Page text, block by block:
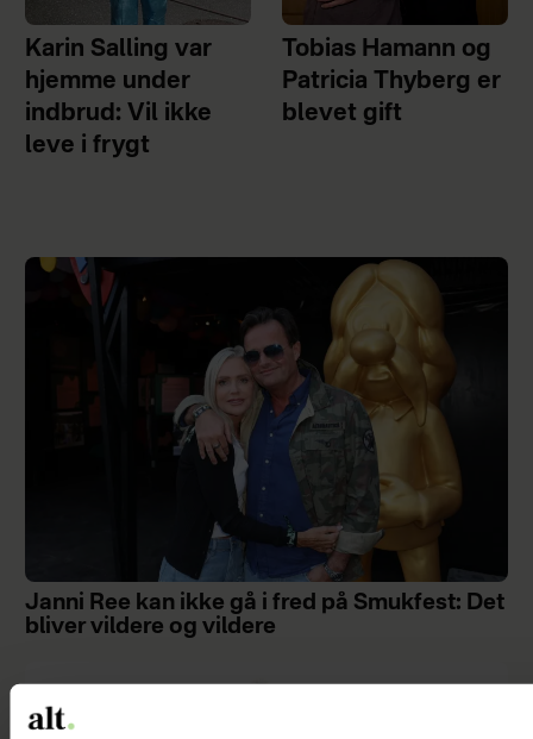
Karin Salling var
hjemme under
indbrud: Vil ikke
leve i frygt
Tobias Hamann og
Patricia Thyberg er
blevet gift
Janni Ree kan ikke gå i fred på Smukfest: Det
bliver vildere og vildere